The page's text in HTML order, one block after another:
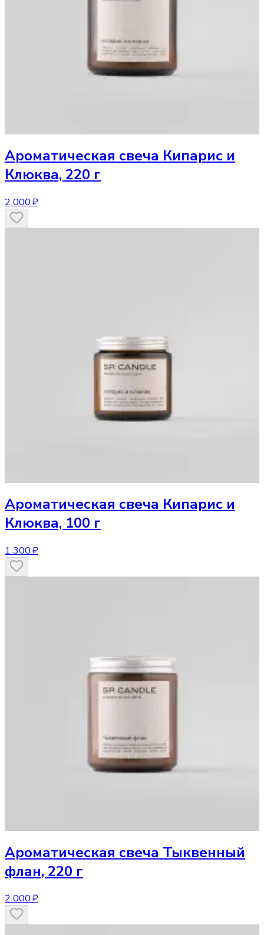
Ароматическая свеча Кипарис и
Клюква, 220 г
2 000 ₽
Ароматическая свеча Кипарис и
Клюква, 100 г
1 300 ₽
Ароматическая свеча Тыквенный
флан, 220 г
2 000 ₽